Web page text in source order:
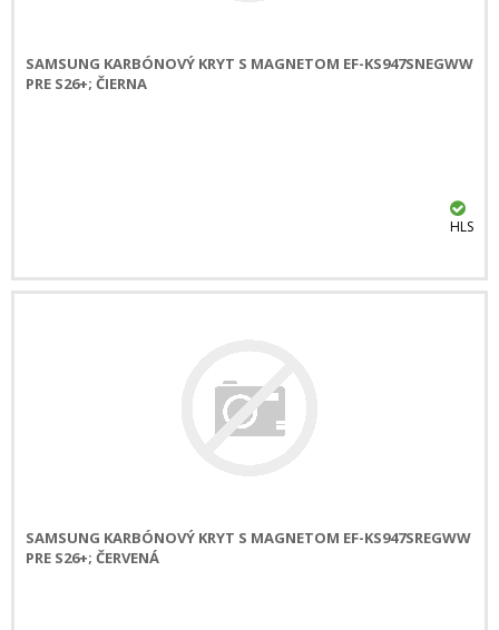
SAMSUNG KARBÓNOVÝ KRYT S MAGNETOM EF-KS947SNEGWW
PRE S26+; ČIERNA
HLS
SAMSUNG KARBÓNOVÝ KRYT S MAGNETOM EF-KS947SREGWW
PRE S26+; ČERVENÁ